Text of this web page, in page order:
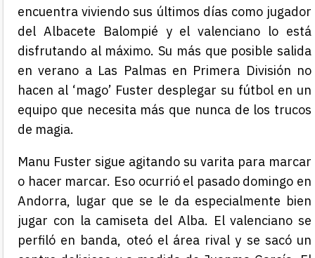
encuentra viviendo sus últimos días como jugador
del Albacete Balompié y el valenciano lo está
disfrutando al máximo. Su más que posible salida
en verano a Las Palmas en Primera División no
hacen al ‘mago’ Fuster desplegar su fútbol en un
equipo que necesita más que nunca de los trucos
de magia.
Manu Fuster sigue agitando su varita para marcar
o hacer marcar. Eso ocurrió el pasado domingo en
Andorra, lugar que se le da especialmente bien
jugar con la camiseta del Alba. El valenciano se
perfiló en banda, oteó el área rival y se sacó un